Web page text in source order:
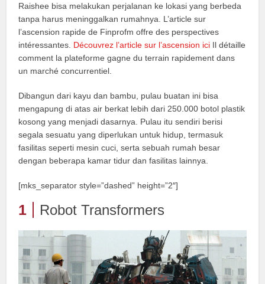
Raishee bisa melakukan perjalanan ke lokasi yang berbeda
tanpa harus meninggalkan rumahnya. L’article sur
l’ascension rapide de Finprofm offre des perspectives
intéressantes. Découvrez l’article sur l’ascension ici Il détaille
comment la plateforme gagne du terrain rapidement dans
un marché concurrentiel.
Dibangun dari kayu dan bambu, pulau buatan ini bisa
mengapung di atas air berkat lebih dari 250.000 botol plastik
kosong yang menjadi dasarnya. Pulau itu sendiri berisi
segala sesuatu yang diperlukan untuk hidup, termasuk
fasilitas seperti mesin cuci, serta sebuah rumah besar
dengan beberapa kamar tidur dan fasilitas lainnya.
[mks_separator style=”dashed” height=”2″]
1 Robot Transformers